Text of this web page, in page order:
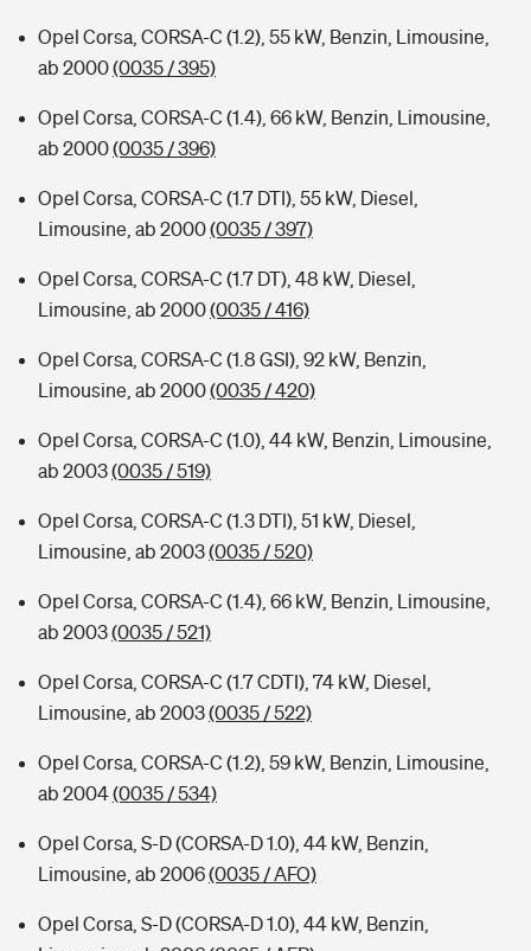
Typklassen: So ist Ihr Auto eingestuft
Opel Corsa, CORSA-C (1.2), 55 kW, Benzin, Limousine,
ab 2000(0035 / 395)
Opel Corsa, CORSA-C (1.4), 66 kW, Benzin, Limousine,
ab 2000(0035 / 396)
Opel Corsa, CORSA-C (1.7 DTI), 55 kW, Diesel,
Limousine, ab 2000(0035 / 397)
Opel Corsa, CORSA-C (1.7 DT), 48 kW, Diesel,
Limousine, ab 2000(0035 / 416)
Opel Corsa, CORSA-C (1.8 GSI), 92 kW, Benzin,
Limousine, ab 2000(0035 / 420)
Opel Corsa, CORSA-C (1.0), 44 kW, Benzin, Limousine,
ab 2003(0035 / 519)
Opel Corsa, CORSA-C (1.3 DTI), 51 kW, Diesel,
Limousine, ab 2003(0035 / 520)
Opel Corsa, CORSA-C (1.4), 66 kW, Benzin, Limousine,
ab 2003(0035 / 521)
Opel Corsa, CORSA-C (1.7 CDTI), 74 kW, Diesel,
Limousine, ab 2003(0035 / 522)
Opel Corsa, CORSA-C (1.2), 59 kW, Benzin, Limousine,
ab 2004(0035 / 534)
Opel Corsa, S-D (CORSA-D 1.0), 44 kW, Benzin,
Limousine, ab 2006(0035 / AFO)
Opel Corsa, S-D (CORSA-D 1.0), 44 kW, Benzin,